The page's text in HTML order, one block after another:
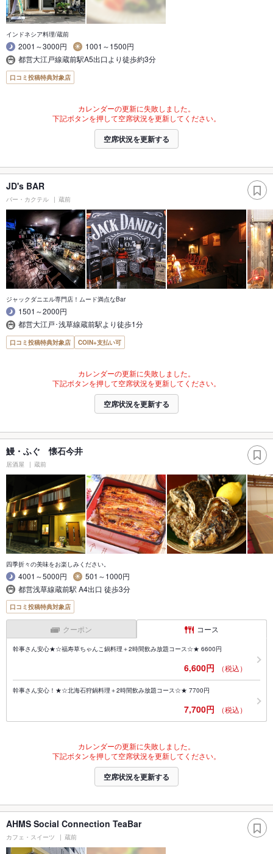
インドネシア料理/蔵前
2001～3000円
1001～1500円
都営大江戸線蔵前駅A5出口より徒歩約3分
口コミ投稿特典対象店
カレンダーの更新に失敗しました。
下記ボタンを押して空席状況を更新してください。
空席状況を更新する
JD's BAR
バー・カクテル 蔵前
ジャックダニエル専門店！ムード満点なBar
1501～2000円
都営大江戸･浅草線蔵前駅より徒歩1分
口コミ投稿特典対象店 COIN+支払い可
カレンダーの更新に失敗しました。
下記ボタンを押して空席状況を更新してください。
空席状況を更新する
鰻・ふぐ 懐石今井
居酒屋 蔵前
四季折々の美味をお楽しみください。
4001～5000円
501～1000円
都営浅草線蔵前駅 A4出口 徒歩3分
口コミ投稿特典対象店
クーポン コース
幹事さん安心★☆福寿草ちゃんこ鍋料理＋2時間飲み放題コース☆★ 6600円
6,600円 （税込）
幹事さん安心！★☆北海石狩鍋料理＋2時間飲み放題コース☆★ 7700円
7,700円 （税込）
カレンダーの更新に失敗しました。
下記ボタンを押して空席状況を更新してください。
空席状況を更新する
AHMS Social Connection TeaBar
カフェ・スイーツ 蔵前